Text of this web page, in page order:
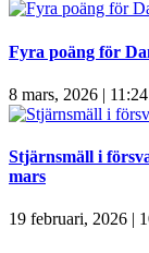
Fyra poäng för
8 mars, 2026 | 11:24
Stjärnsmäll i
mars
19 februari, 2026 |